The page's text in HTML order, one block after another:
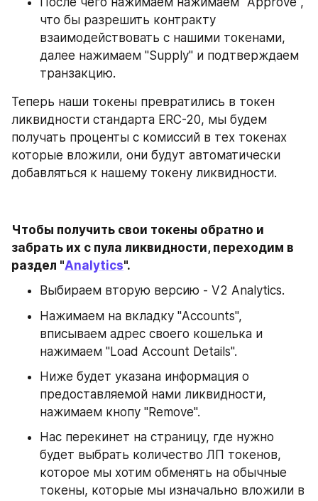
что бы разрешить контракту
взаимодействовать с нашими токенами,
далее нажимаем "Supply" и подтверждаем
транзакцию.
Теперь наши токены превратились в токен
ликвидности стандарта ERC-20, мы будем
получать проценты с комиссий в тех токенах
которые вложили, они будут автоматически
добавляться к нашему токену ликвидности.
Чтобы получить свои токены обратно и
забрать их с пула ликвидности, переходим в
раздел "Analytics".
Выбираем вторую версию - V2 Analytics.
Нажимаем на вкладку "Accounts",
вписываем адрес своего кошелька и
нажимаем "Load Account Details".
Ниже будет указана информация о
предоставляемой нами ликвидности,
нажимаем кнопу "Remove".
Нас перекинет на страницу, где нужно
будет выбрать количество ЛП токенов,
которое мы хотим обменять на обычные
токены, которые мы изначально вложили в